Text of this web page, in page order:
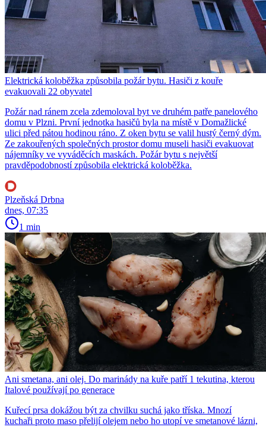
Elektrická koloběžka způsobila požár bytu. Hasiči z kouře
evakuovali 22 obyvatel
Požár nad ránem zcela zdemoloval byt ve druhém patře panelového
domu v Plzni. První jednotka hasičů byla na místě v Domažlické
ulici před pátou hodinou ráno. Z oken bytu se valil hustý černý dým.
Ze zakouřených společných prostor domu museli hasiči evakuovat
nájemníky ve vyváděcích maskách. Požár bytu s největší
pravděpodobností způsobila elektrická koloběžka.
Plzeňská Drbna
dnes, 07:35
1 min
Ani smetana, ani olej. Do marinády na kuře patří 1 tekutina, kterou
Italové používají po generace
Kuřecí prsa dokážou být za chvilku suchá jako tříska. Mnozí
kuchaři proto maso přelijí olejem nebo ho utopí ve smetanové lázni,